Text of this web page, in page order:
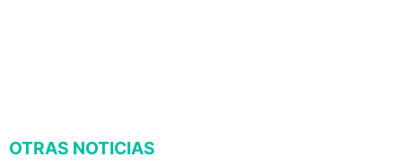
OTRAS NOTICIAS